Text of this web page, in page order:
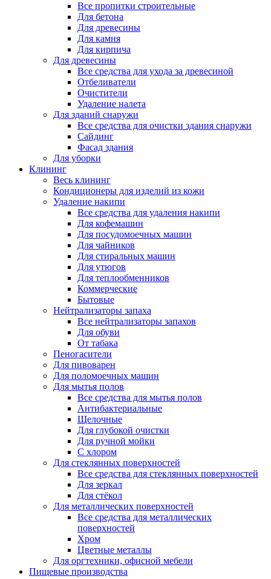
Все пропитки строительные
Для бетона
Для древесины
Для камня
Для кирпича
Для древесины
Все средства для ухода за древесиной
Отбеливатели
Очистители
Удаление налета
Для зданий снаружи
Все средства для очистки здания снаружи
Сайдинг
Фасад здания
Для уборки
Клининг
Весь клининг
Кондиционеры для изделий из кожи
Удаление накипи
Все средства для удаления накипи
Для кофемашин
Для посудомоечных машин
Для чайников
Для стиральных машин
Для утюгов
Для теплообменников
Коммерческие
Бытовые
Нейтрализаторы запаха
Все нейтрализаторы запахов
Для обуви
От табака
Пеногасители
Для пивоварен
Для поломоечных машин
Для мытья полов
Все средства для мытья полов
Антибактериальные
Щелочные
Для глубокой очистки
Для ручной мойки
С хлором
Для стеклянных поверхностей
Все средства для стеклянных поверхностей
Для зеркал
Для стёкол
Для металлических поверхностей
Все средства для металлических
поверхностей
Хром
Цветные металлы
Для оргтехники, офисной мебели
Пищевые производства